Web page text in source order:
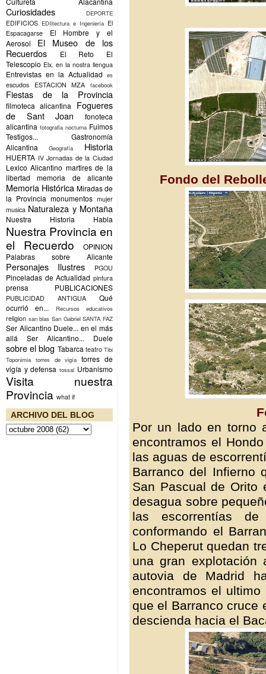
Curiosidades DEPORTE
EDIFICIOS EDIitectura e Ingeniería El
Espacagarse
El Hombre y el
Aerosol
El Museo de los
Recuerdos
El Reto
El
Telescopio Elx. en la nostra llengua
Entrevistas en la Actualidad es
escudos ESTACION MZA facebook
Fiestas de la Provincia
filmoteca alicantina
Fogueres
de Sant Joan
fonoteca
alicantina fotografia nocturna Fuimos
Testigos...
Gastronomía
Alicantina
Geografía Historia
HUERTA IV Jornadas de la Ciudad
Lexico Alicantino martires de la
libertad
memoria de alicante
Memoria Histórica Miradas de
la Provincia monumentos mujer
musica Naturaleza y Montaña
Nuestra Historia Habla
Nuestra Provincia en
el Recuerdo
OPINION
Palabras sobre Alicante
Personajes Ilustres PGOU
Pinceladas de Actualidad pintura
prensa PUBLICACIONES
PUBLICIDAD ANTIGUA
Qué
ocurrió en...
Recursos educativos
religion san blas San Gabriel SANTA FAZ
Ser Alicantino Duele... en el más
allá
Ser Alicantino... Duele
sobre el blog Tabarca teatro Tibi
Toponimia torres de vigía torres de
vigía y defensa tossal Urbanismo
Visita nuestra
Provincia what if
ARCHIVO DEL BLOG
Fondo del
Por un lado en torno
encontramos el
las aguas de
Barranco del Infierno
San Pascual de Orito
desagua sobre
las escorrentías
conformando el
Lo Cheperut quedan
una gran explotación
autovia de Madrid
encontramos el
que el Barranco cruce
descienda hacia el